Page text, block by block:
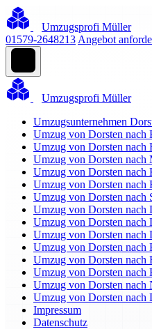
Umzugsprofi Müller
01579-2648213 Angebot
Umzugsprofi Müller
Umzugsunternehmen
Umzug von Dorsten nach
Umzug von Dorsten nach
Umzug von Dorsten nach
Umzug von Dorsten nach
Umzug von Dorsten nach
Umzug von Dorsten nach
Umzug von Dorsten nach
Umzug von Dorsten nach
Umzug von Dorsten nach
Umzug von Dorsten nach
Umzug von Dorsten nach
Umzug von Dorsten nach
Umzug von Dorsten nach
Umzug von Dorsten nach
Impressum
Datenschutz